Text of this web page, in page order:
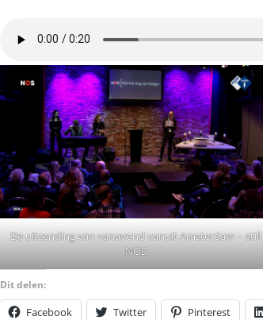
De uitzending van vanavond vanuit Amsterdam – still
NOS
Dit delen:
Facebook Twitter Pinterest